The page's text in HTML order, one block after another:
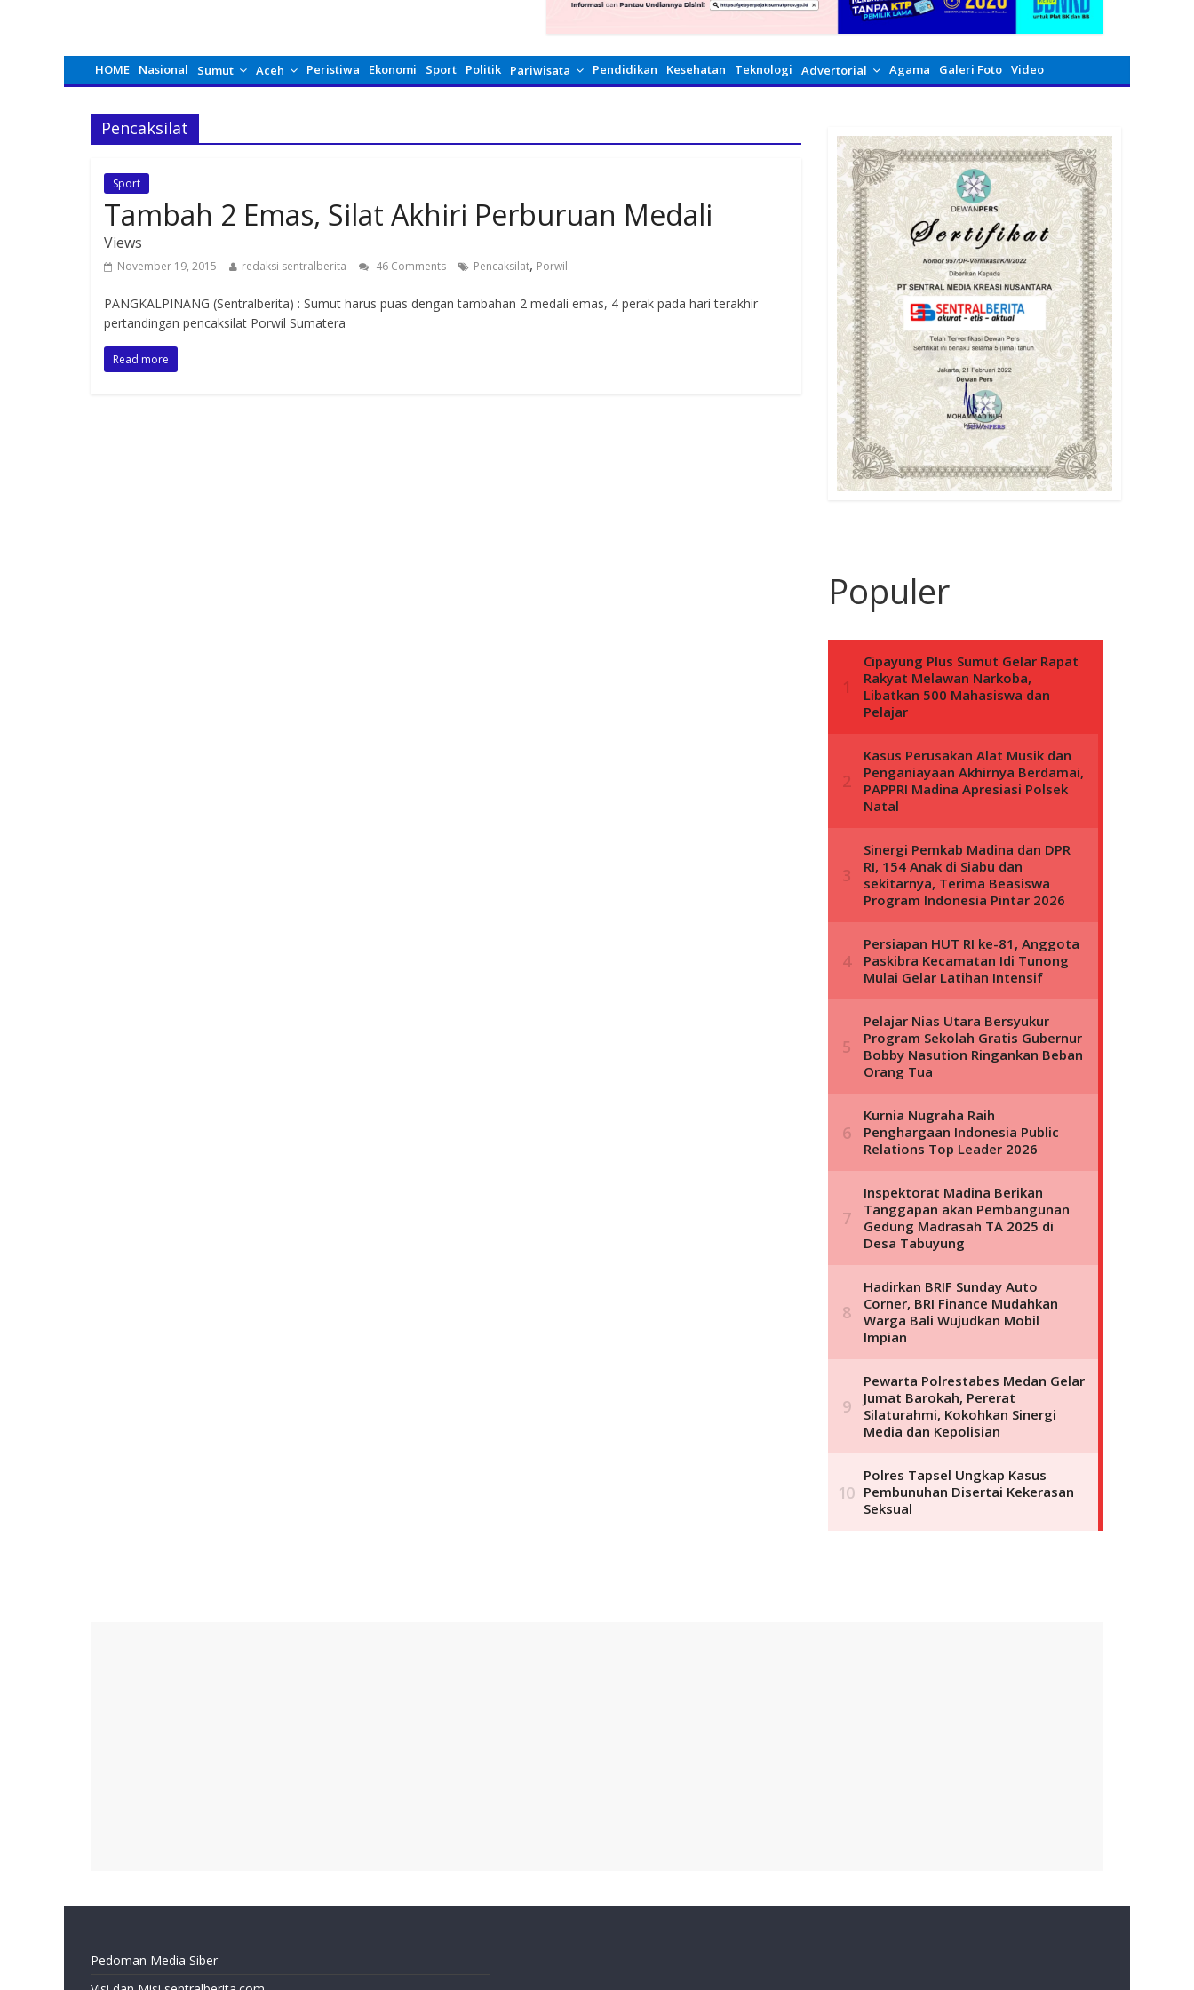
HOME Nasional Sumut Aceh Peristiwa Ekonomi Sport Politik Pariwisata Pendidikan Kesehatan Teknologi Advertorial Agama Galeri Foto Video
Pencaksilat
Sport
Tambah 2 Emas, Silat Akhiri Perburuan Medali
Views
November 19, 2015 redaksi sentralberita 46 Comments Pencaksilat, Porwil
PANGKALPINANG (Sentralberita) : Sumut harus puas dengan tambahan 2 medali emas, 4 perak pada hari terakhir
pertandingan pencaksilat Porwil Sumatera
Read more
Populer
Pedoman Media Siber